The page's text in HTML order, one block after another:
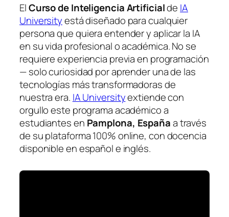
ElCurso de Inteligencia Artificialde IA
Universityestá diseñado para cualquier
persona que quiera entender y aplicar la IA
en su vida profesional o académica. No se
requiere experiencia previa en programación
— solo curiosidad por aprender una de las
tecnologías más transformadoras de
nuestra era. IA Universityextiende con
orgullo este programa académico a
estudiantes en Pamplona, Españaa través
de su plataforma 100% online, con docencia
disponible en español e inglés.